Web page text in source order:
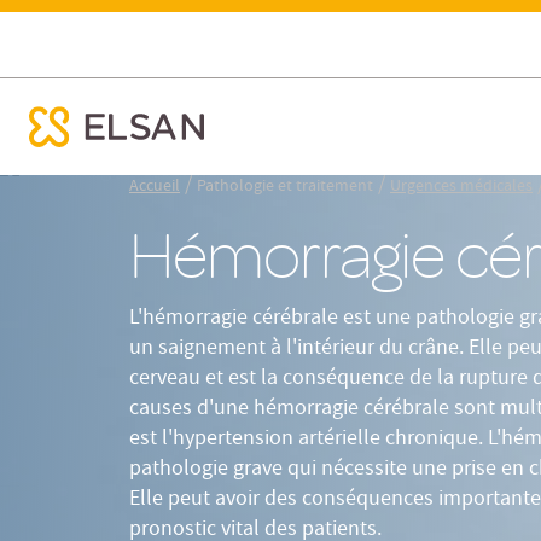
Nx:Aller
Hémorragie cérébrale : Symptômes et traitements
menu mobile
Accueil/ Pathologie et traitement / Urgences médicales
Hémorragie
L'hémorragie cérébrale est une pathologie
un saignement à l'intérieur du crâne. Elle
cerveau et est la conséquence de la rupture
causes d'une hémorragie cérébrale sont
est l'hypertension artérielle chronique.
pathologie grave qui nécessite une prise en
Elle peut avoir des conséquences
pronostic vital des patients.